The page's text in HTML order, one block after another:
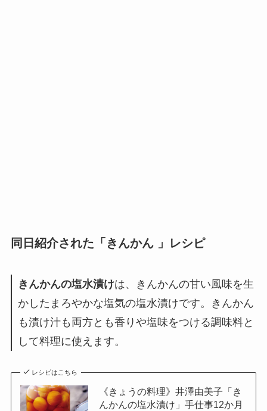
同日紹介された「きんかん 」レシピ
きんかんの塩水漬けは、きんかんの甘い風味を生
かしたまろやかな塩気の塩水漬けです。きんかん
も漬け汁も両方とも香りや塩味をつける調味料と
して料理に使えます。
レシピはこちら
《きょうの料理》井澤由美子「き
んかんの塩水漬け」手仕事12か月